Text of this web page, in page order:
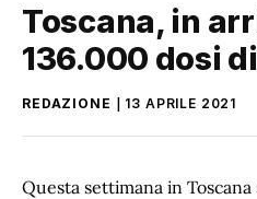
Toscana, in
136.000 dosi
REDAZIONE 13 APRILE 2021
Questa settimana in Toscana